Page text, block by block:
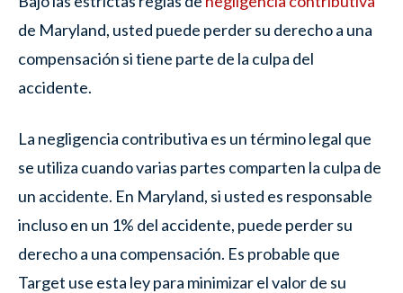
de Maryland, usted puede perder su derecho a una
compensación si tiene parte de la culpa del
accidente.
La negligencia contributiva es un término legal que
se utiliza cuando varias partes comparten la culpa de
un accidente. En Maryland, si usted es responsable
incluso en un 1% del accidente, puede perder su
derecho a una compensación. Es probable que
Target use esta ley para minimizar el valor de su